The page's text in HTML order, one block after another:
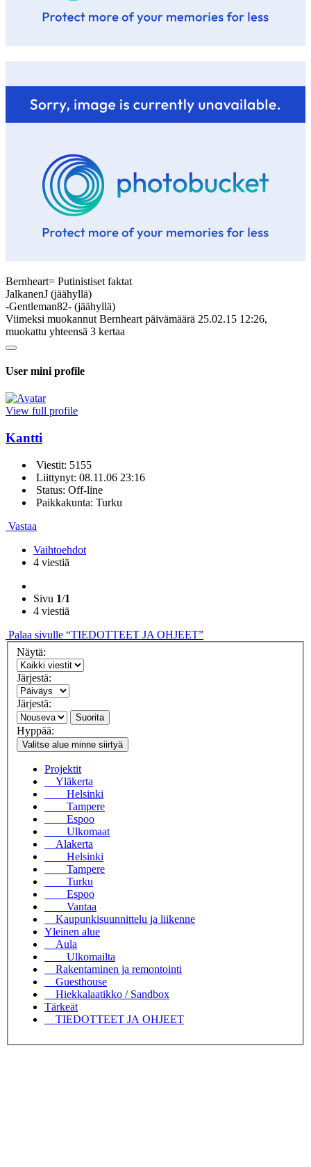
Bernheart= Putinistiset faktat
JalkanenJ (jäähyllä)
-Gentleman82- (jäähyllä)
Viimeksi muokannut Bernheart päivämäärä 25.02.15 12:26,
muokattu yhteensä 3 kertaa
User mini profile
View full profile
Kantti
Viestit: 5155
Liittynyt: 08.11.06 23:16
Status: Off-line
Paikkakunta: Turku
Vastaa
Vaihtoehdot
4 viestiä
Sivu 1/1
4 viestiä
Palaa sivulle “TIEDOTTEET JA OHJEET”
Näytä:
Järjestä:
Järjestä:
Suorita
Hyppää:
Valitse alue minne siirtyä
Projektit
Yläkerta
Helsinki
Tampere
Espoo
Ulkomaat
Alakerta
Helsinki
Tampere
Turku
Espoo
Vantaa
Kaupunkisuunnittelu ja liikenne
Yleinen alue
Aula
Ulkomailta
Rakentaminen ja remontointi
Guesthouse
Hiekkalaatikko / Sandbox
Tärkeät
TIEDOTTEET JA OHJEET